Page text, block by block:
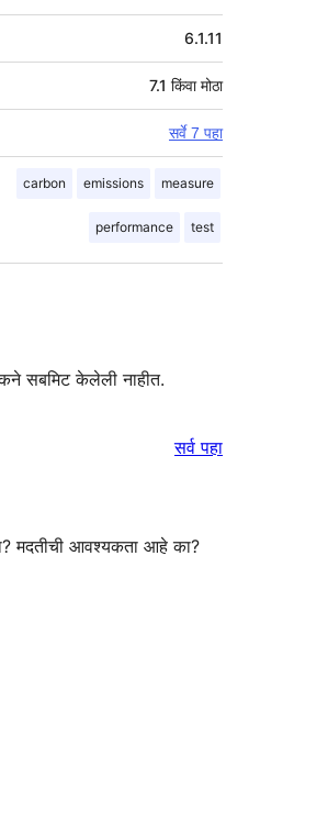
6.1.11
7.1 किंवा मोठा
सर्वे 7 पहा
carbon emissions measure
performance test
सबमिट केलेली नाहीत.
सर्वपुनरावलोकने
पहा
मदतीची आवश्यकता आहे का?